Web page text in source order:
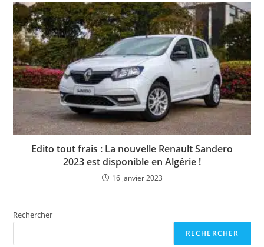
Edito tout frais : La nouvelle Renault Sandero
2023 est disponible en Algérie !
16 janvier 2023
Rechercher
RECHERCHER